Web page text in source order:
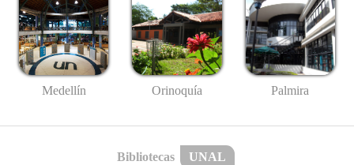
Medellín Orinoquía Palmira
Bibliotecas UNAL